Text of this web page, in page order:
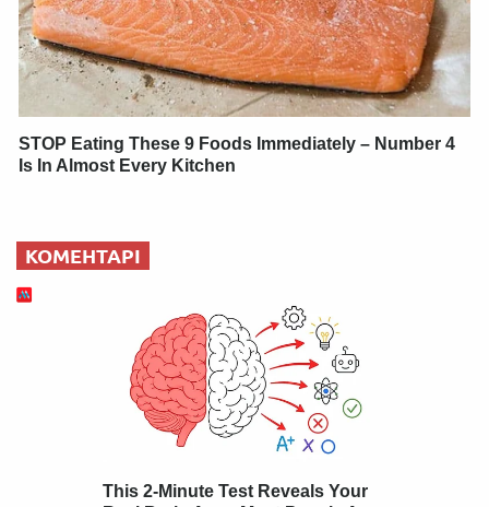
STOP Eating These 9 Foods Immediately – Number 4
Is In Almost Every Kitchen
КОМЕНТАРІ